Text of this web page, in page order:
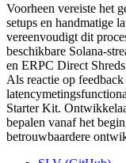
Voorheen vereiste het
setups en handmatige
vereenvoudigt dit
beschikbare Solana-
en ERPC Direct
Als reactie op
Starter Kit.
bepalen vanaf het
betrouwbaardere